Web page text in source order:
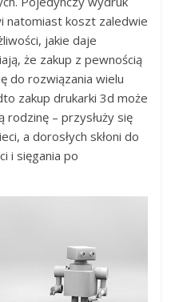
natomiast koszt zaledwie
jakie daje
że zakup z pewnością
do rozwiązania wielu
zakup drukarki 3d może
rodzinę – przysłuży się
a dorosłych skłoni do
i sięgania po